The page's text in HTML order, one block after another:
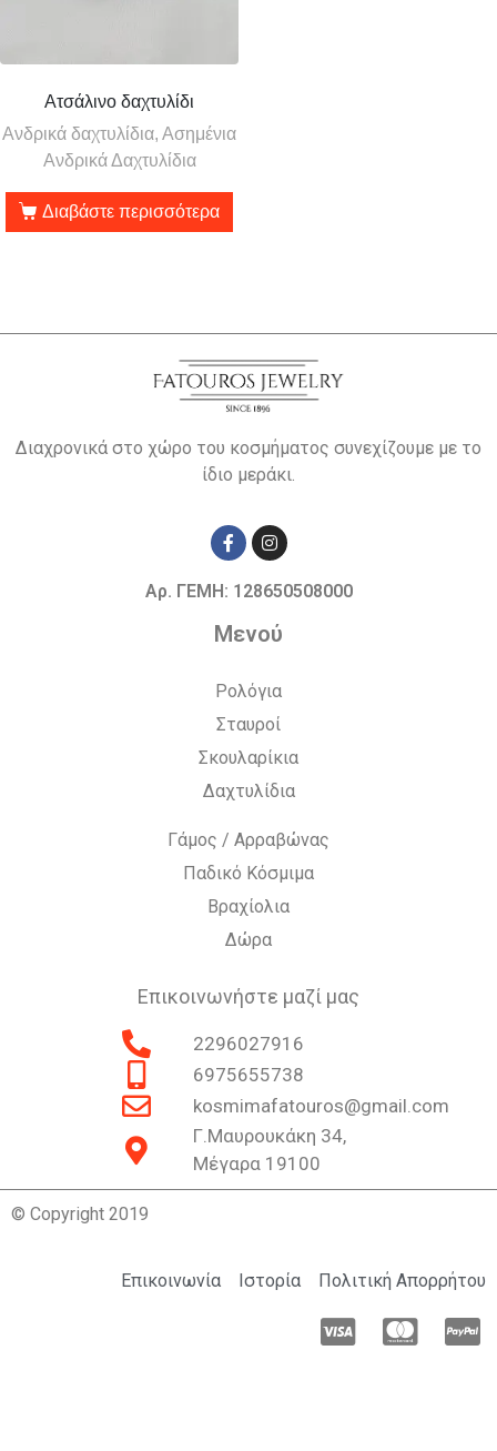
Ατσάλινο δαχτυλίδι
Ανδρικά δαχτυλίδια, Ασημένια
Ανδρικά Δαχτυλίδια
Διαβάστε περισσότερα
Διαχρονικά στο χώρο του κοσμήματος συνεχίζουμε με το
ίδιο μεράκι.
Αρ. ΓΕΜΗ: 128650508000
Μενού
Ρολόγια
Σταυροί
Σκουλαρίκια
Δαχτυλίδια
Γάμος / Αρραβώνας
Παδικό Κόσμιμα
Βραχίολια
Δώρα
Επικοινωνήστε μαζί μας
2296027916
6975655738
kosmimafatouros@gmail.com
Γ.Μαυρουκάκη 34,
Μέγαρα 19100
© Copyright 2019
Επικοινωνία Ιστορία Πολιτική Απορρήτου